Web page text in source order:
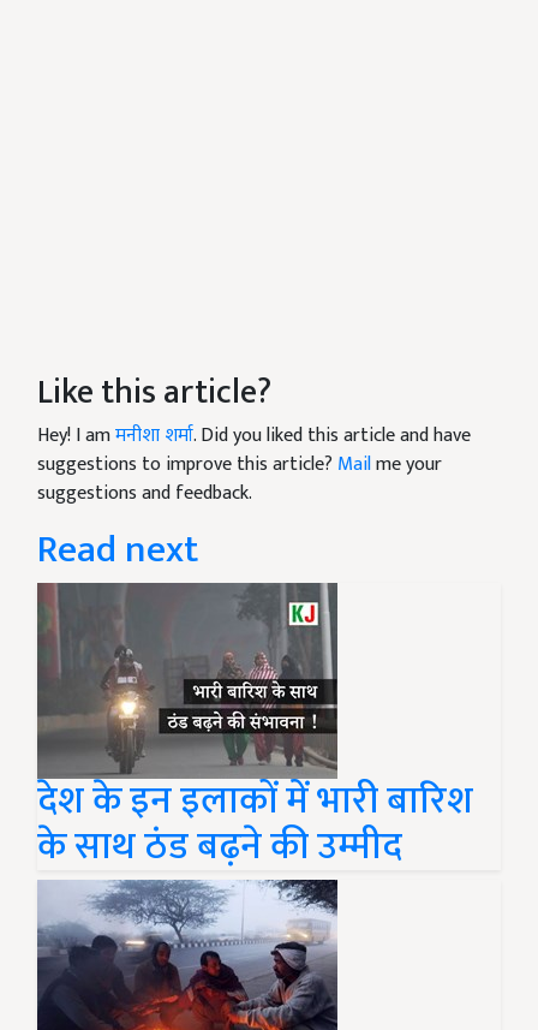
Like this article?
Hey! I amमनीशा शर्मा. Did you liked this article and have
suggestions to improve this article? Mailme your
suggestions and feedback.
Read next
देश के इन इलाकों में भारी बारिश
के साथ ठंड बढ़ने की उम्मीद